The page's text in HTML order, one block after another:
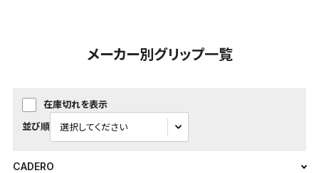
メーカー別グリップ一覧
在庫切れを表示
並び順
CADERO